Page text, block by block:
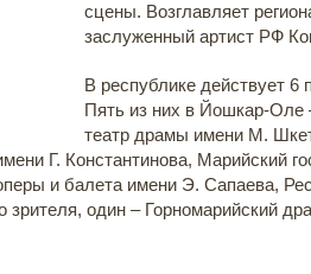
сцены. Возглавляет
заслуженный артист РФ
В республике действует 6
Пять из них в Йошкар-Оле
театр драмы имени М.
Г. Константинова, Марийский
и балета имени Э. Сапаева,
зрителя, один – Горномарийский